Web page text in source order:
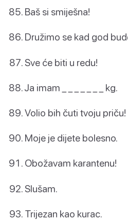
Baš si smiješna!
Družimo se kad god
Sve će biti u redu!
Ja imam _ _ _ _ _ _ _ kg.
Volio bih čuti tvoju priču!
Moje je dijete bolesno.
Obožavam karantenu!
Slušam.
Trijezan kao kurac.